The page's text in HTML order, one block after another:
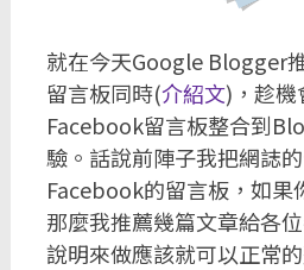
就在今天Google Blogger
留言板同時(介紹文)，趁機
Facebook留言板整合到
驗。話說前陣子我把網誌
Facebook的留言板，如果
那麼我推薦幾篇文章給各
說明來做應該就可以正常